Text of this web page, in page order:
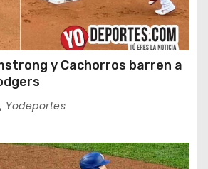
y Cachorros barren a
Yodeportes